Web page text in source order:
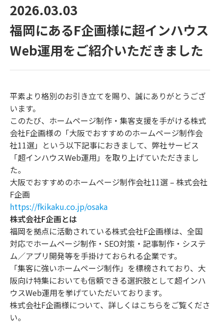
2026.03.03
福岡にあるF企画様に超インハウス
Web運用をご紹介いただきました
平素より格別のお引き立てを賜り、誠にありがとうござ
います。
このたび、ホームページ制作・集客支援を手がける株式
会社F企画様の「大阪でおすすめのホームページ制作会
社11選」という以下記事におきまして、弊社サービス
「超インハウスWeb運用」を取り上げていただきまし
た。
大阪でおすすめのホームページ制作会社11選 – 株式会社
F企画
https://fkikaku.co.jp/osaka
株式会社F企画とは
福岡を拠点に活動されている株式会社F企画様は、全国
対応でホームページ制作・SEO対策・記事制作・システ
ム／アプリ開発等を手掛けておられる企業です。
「集客に強いホームページ制作」を標榜されており、大
阪向け特集においても信頼できる選択肢として超インハ
ウスWeb運用を挙げていただいております。
株式会社F企画様について、詳しくはこちらをご覧くださ
い。